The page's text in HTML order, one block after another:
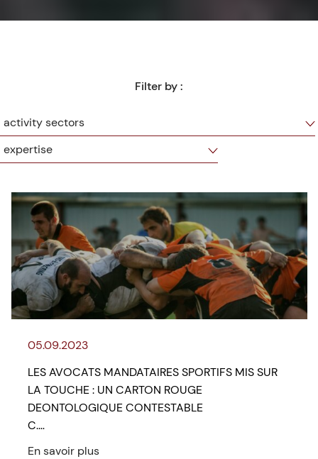
Filter by :
05.09.2023
LES AVOCATS MANDATAIRES SPORTIFS MIS SUR
LA TOUCHE : UN CARTON ROUGE
DEONTOLOGIQUE CONTESTABLE
C.…
En savoir plus